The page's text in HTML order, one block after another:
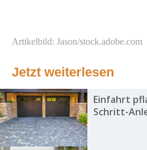
Artikelbild: Jason/stock.adobe.com
Jetzt weiterlesen
Einfahrt
Schritt-